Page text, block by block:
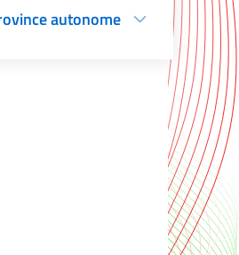
autonome